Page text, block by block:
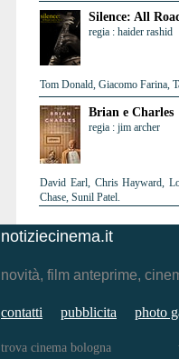
Silence: All
regia : haider rashid
Tom Donald, Giacomo Farina,
Brian e Charles
regia : jim archer
David Earl, Chris Hayward,
Chase, Sunil Patel.
notiziecinema.it
novità, film anteprime,
contatti pubblicita photo
trova cinema bologna